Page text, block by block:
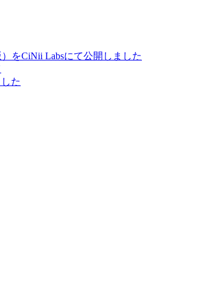
をCiNii Labsにて公開しました
た